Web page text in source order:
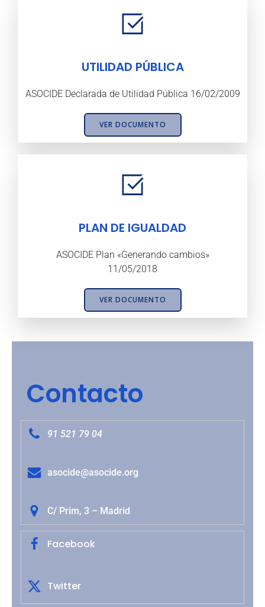
UTILIDAD PÚBLICA
ASOCIDE Declarada de Utilidad Pública 16/02/2009
VER DOCUMENTO
PLAN DE IGUALDAD
ASOCIDE Plan «Generando cambios»
11/05/2018
VER DOCUMENTO
Contacto
91 521 79 04
asocide@asocide.org
C/ Prim, 3 – Madrid
Facebook
Twitter